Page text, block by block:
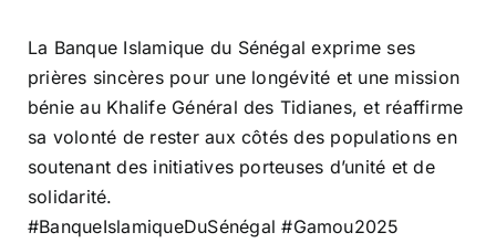
La Banque Islamique du Sénégal exprime ses
prières sincères pour une longévité et une mission
bénie au Khalife Général des Tidianes, et réaffirme
sa volonté de rester aux côtés des populations en
soutenant des initiatives porteuses d’unité et de
solidarité.
#BanqueIslamiqueDuSénégal #Gamou2025